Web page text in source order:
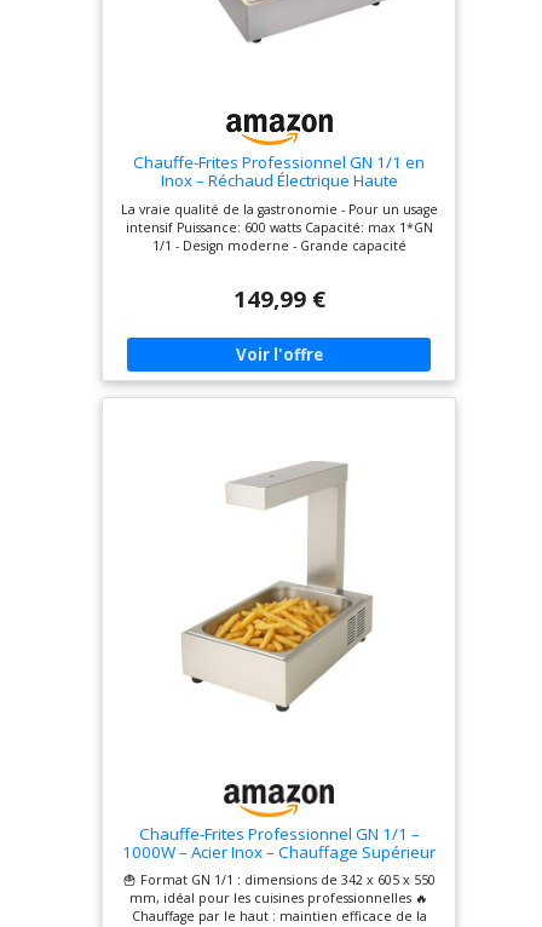
Chauffe-Frites Professionnel GN 1/1 en
Inox – Réchaud Électrique Haute
Idéal Frites, Snacks et Restauration Rapide
– Equipementpro (CW-1/1)
La vraie qualité de la gastronomie - Pour un usage
intensif Puissance: 600 watts Capacité: max 1*GN
1/1 - Design moderne - Grande capacité
température Dimensions de l'appareil: environ
149,99 €
Chauffe-Frites Professionnel GN 1/1 –
1000W – Acier Inox – Chauffage Supérieur
🍟 Format GN 1/1 : dimensions de 342 x 605 x 550
mm, idéal pour les cuisines professionnelles 🔥
Chauffage par le haut : maintien efficace de la